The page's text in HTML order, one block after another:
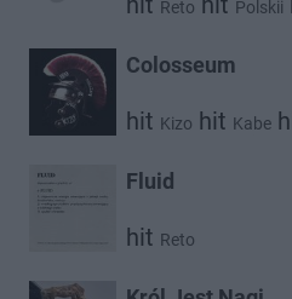
Reto Polskii
Colosseum
hit Kizo hit Kabe
Fluid
hit Reto